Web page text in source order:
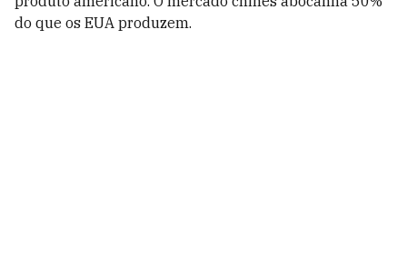
do que os EUA produzem.